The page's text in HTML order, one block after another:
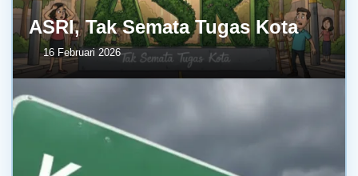
ASRI, Tak Semata Tugas Kota
16 Februari 2026